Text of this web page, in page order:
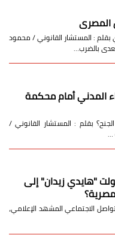
المصري
: المستشار القانوني / محمود
بالضرب…
المدني أمام محكمة
بقلم : المستشار القانوني /
…
"هايدي زيدان" إلى
الاجتماعي المشهد الإعلامي،